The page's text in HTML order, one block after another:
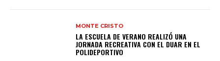
MONTE CRISTO
LA ESCUELA DE VERANO REALIZÓ UNA
JORNADA RECREATIVA CON EL DUAR EN EL
POLIDEPORTIVO